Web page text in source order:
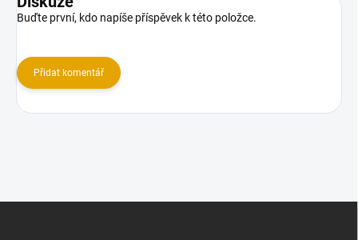
Buďte první, kdo napíše příspěvek k této položce.
Přidat komentář